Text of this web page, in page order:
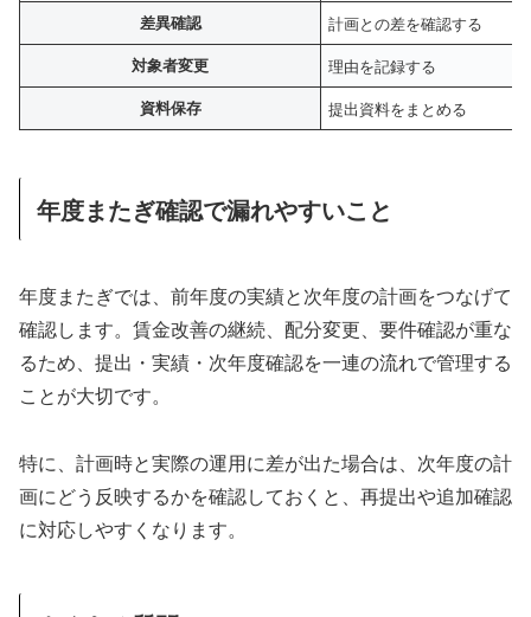
差異確認 計画との差を確認する
対象者変更 理由を記録する
資料保存 提出資料をまとめる
年度またぎ確認で漏れやすいこと
年度またぎでは、前年度の実績と次年度の計画をつなげて
確認します。賃金改善の継続、配分変更、要件確認が重な
るため、提出・実績・次年度確認を一連の流れで管理する
ことが大切です。
特に、計画時と実際の運用に差が出た場合は、次年度の計
画にどう反映するかを確認しておくと、再提出や追加確認
に対応しやすくなります。